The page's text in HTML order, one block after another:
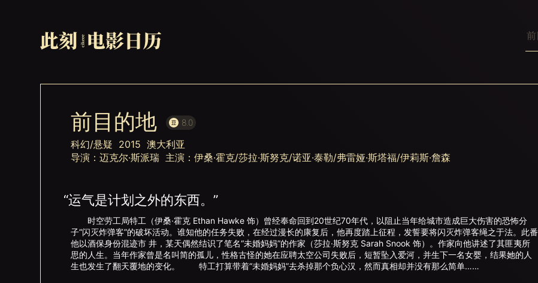
前目的地 8.0
科幻/悬疑 2015 澳大利亚
导演：迈克尔·斯派瑞 主演：伊桑·霍克/莎拉·斯努克/诺亚·泰勒/弗雷娅·斯塔福/伊莉斯·詹森
“运气是计划之外的东西。”
时空劳工局特工（伊桑·霍克 Ethan Hawke 饰）曾经奉命回到20世纪70年代，以阻止当年给城市造成巨大伤害的恐怖分
子“闪灭炸弹客”的破坏活动。谁知他的任务失败，在经过漫长的康复后，他再度踏上征程，发誓要将闪灭炸弹客绳之于法。此番
他以酒保身份混迹市 井，某天偶然结识了笔名“未婚妈妈”的作家（莎拉·斯努克 Sarah Snook 饰）。作家向他讲述了其匪夷所
思的人生。当年作家曾是名叫简的孤儿，性格古怪的她在应聘太空公司失败后，短暂坠入爱河，并生下一名女婴，结果她的人
生也发生了翻天覆地的变化。 特工打算带着“未婚妈妈”去杀掉那个负心汉，然而真相却并没有那么简单……